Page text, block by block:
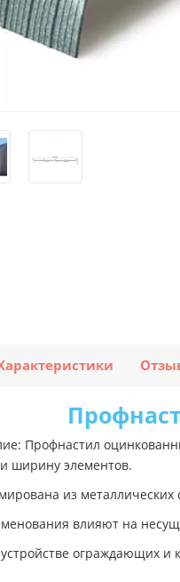
Профнастил
ширину элементов.
из
влияют на
ограждающих и